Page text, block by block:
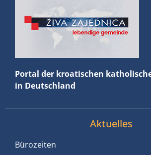
Portal der kroatischen
in Deutschland
Aktuelles
Bürozeiten